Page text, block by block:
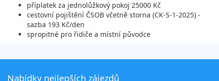
příplatek za jednolůžkový pokoj 25000 Kč
cestovní pojištění ČSOB včetně storna (CK-S-1-2025) -
sazba 193 Kč/den
spropitné pro řidiče a místní původce
Nabídky nejlepších zájezdů